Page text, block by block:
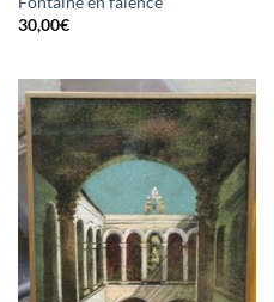
30,00€